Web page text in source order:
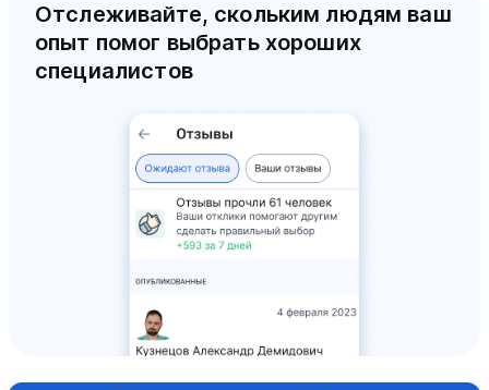
Отслеживайте, скольким людям ваш
опыт помог выбрать хороших
специалистов